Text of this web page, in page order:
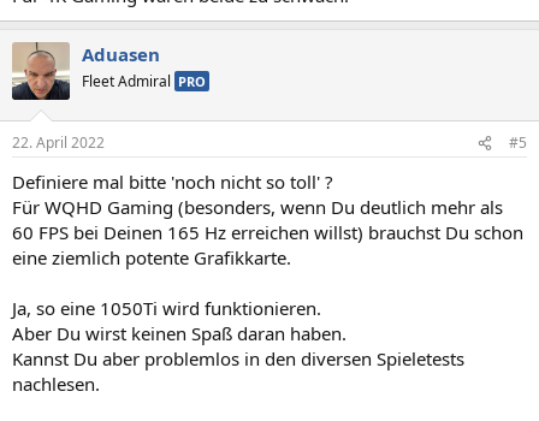
Aduasen
Fleet Admiral PRO
22. April 2022 #5
Definiere mal bitte 'noch nicht so toll' ?
Für WQHD Gaming (besonders, wenn Du deutlich mehr als
60 FPS bei Deinen 165 Hz erreichen willst) brauchst Du schon
eine ziemlich potente Grafikkarte.
Ja, so eine 1050Ti wird funktionieren.
Aber Du wirst keinen Spaß daran haben.
Kannst Du aber problemlos in den diversen Spieletests
nachlesen.